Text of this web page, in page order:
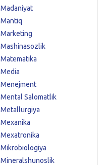
Madaniyat
Mantiq
Marketing
Mashinasozlik
Matematika
Media
Menejment
Mental Salomatlik
Metallurgiya
Mexanika
Mexatronika
Mikrobiologiya
Mineralshunoslik